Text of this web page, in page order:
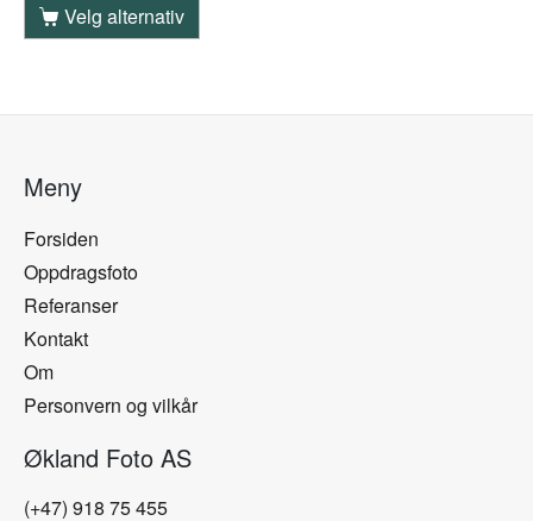
Velg alternativ
Meny
Forsiden
Oppdragsfoto
Referanser
Kontakt
Om
Personvern og vilkår
Økland Foto AS
(+47) 918 75 455